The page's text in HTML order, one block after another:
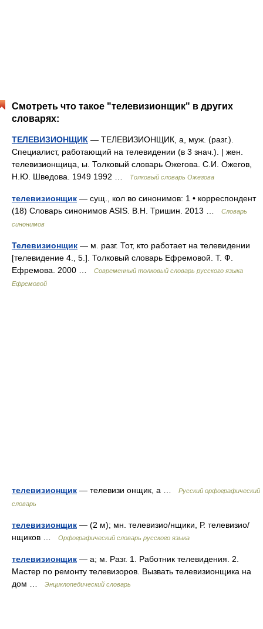
Смотреть что такое "телевизионщик" в других
словарях:
ТЕЛЕВИЗИОНЩИК — ТЕЛЕВИЗИОНЩИК, а, муж. (разг.).
Специалист, работающий на телевидении (в 3 знач.). | жен.
телевизионщица, ы. Толковый словарь Ожегова. С.И. Ожегов,
Н.Ю. Шведова. 1949 1992 …
Толковый словарь Ожегова
телевизионщик — сущ., кол во синонимов: 1 • корреспондент
(18) Словарь синонимов ASIS. В.Н. Тришин. 2013 …
Словарь
синонимов
Телевизионщик — м. разг. Тот, кто работает на телевидении
[телевидение 4., 5.]. Толковый словарь Ефремовой. Т. Ф.
Ефремова. 2000 …
Современный толковый словарь русского языка
Ефремовой
телевизионщик — телевизи онщик, а …
Русский орфографический
словарь
телевизионщик — (2 м); мн. телевизио/нщики, Р. телевизио/
нщиков …
Орфографический словарь русского языка
телевизионщик — а; м. Разг. 1. Работник телевидения. 2.
Мастер по ремонту телевизоров. Вызвать телевизионщика на
дом …
Энциклопедический словарь